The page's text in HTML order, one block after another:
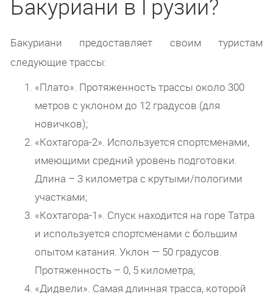
Бакуриани в Грузии?
Бакуриани предоставляет своим туристам
следующие трассы:
«Плато». Протяженность трассы около 300
метров с уклоном до 12 градусов (для
новичков);
«Кохтагора-2». Используется спортсменами,
имеющими средний уровень подготовки.
Длина – 3 километра с крутыми/пологими
участками;
«Кохтагора-1». Спуск находится на горе Татра
и используется спортсменами с большим
опытом катания. Уклон — 50 градусов.
Протяженность – 0, 5 километра;
«Дидвели». Самая длинная трасса, которой